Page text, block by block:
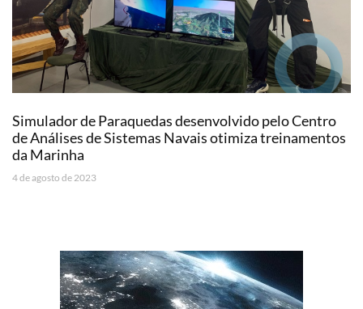
Simulador de Paraquedas desenvolvido pelo Centro
de Análises de Sistemas Navais otimiza treinamentos
da Marinha
4 de agosto de 2023